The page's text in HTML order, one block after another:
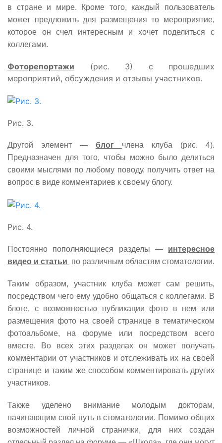
в стране и мире. Кроме того, каждый пользователь
может предложить для размещения то мероприятие,
которое он счел интересным и хочет поделиться с
коллегами.
Фоторепортажи (рис. 3) с прошедших
мероприятий, обсуждения и отзывы участников.
Рис. 3.
Другой элемент — блог
члена клуба (рис. 4).
Предназначен для того, чтобы можно было делиться
своими мыслями по любому поводу, получить ответ на
вопрос в виде комментариев к своему блогу.
Рис. 4.
Постоянно пополняющиеся разделы — интересное
видео и статьи по различным областям стоматологии.
Таким образом, участник клуба может сам решить,
посредством чего ему удобно общаться с коллегами. В
блоге, с возможностью публикации фото в нем или
размещения фото на своей странице в тематическом
фотоальбоме, на форуме или посредством всего
вместе. Во всех этих разделах он может получать
комментарии от участников и отслеживать их на своей
странице и таким же способом комментировать других
участников.
Также уделено внимание молодым докторам,
начинающим свой путь в стоматологии. Помимо общих
возможностей личной странички, для них создан